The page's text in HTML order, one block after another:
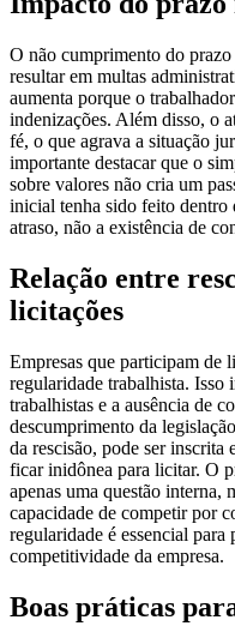
O não cumprimento do prazo
resultar em multas
aumenta porque o
indenizações. Além disso, o
fé, o que agrava a situação
importante destacar que o
sobre valores não cria um
inicial tenha sido feito dentro
atraso, não a existência de
Relação entre
licitações
Empresas que participam de
regularidade trabalhista. Isso
trabalhistas e a ausência de
descumprimento da
da rescisão, pode ser inscrita
ficar inidônea para licitar. O
apenas uma questão interna,
capacidade de competir por
regularidade é essencial para
competitividade da empresa.
Boas práticas